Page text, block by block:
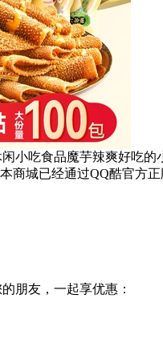
小吃食品魔芋辣爽好吃的
朋友，一起享优惠：